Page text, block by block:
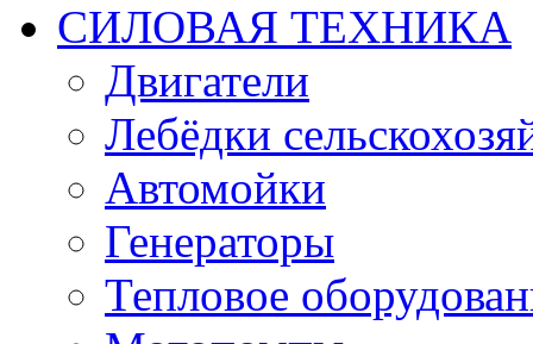
СИЛОВАЯ ТЕХНИКА
Двигатели
Лебёдки
Автомойки
Генераторы
Тепловое